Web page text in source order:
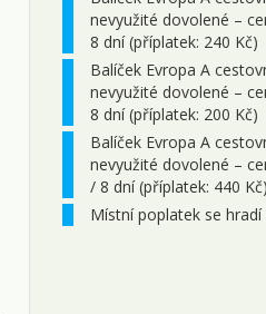
nevyužité dovolené –
8 dní (příplatek: 240 Kč)
Balíček Evropa A
nevyužité dovolené –
8 dní (příplatek: 200 Kč)
Balíček Evropa A
nevyužité dovolené –
/ 8 dní (příplatek: 440 Kč)
Místní poplatek se hradí